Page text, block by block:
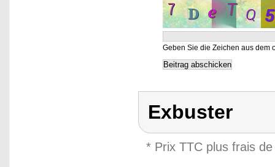
Geben Sie die Zeichen aus dem
Exbuster
* Prix TTC plus frais